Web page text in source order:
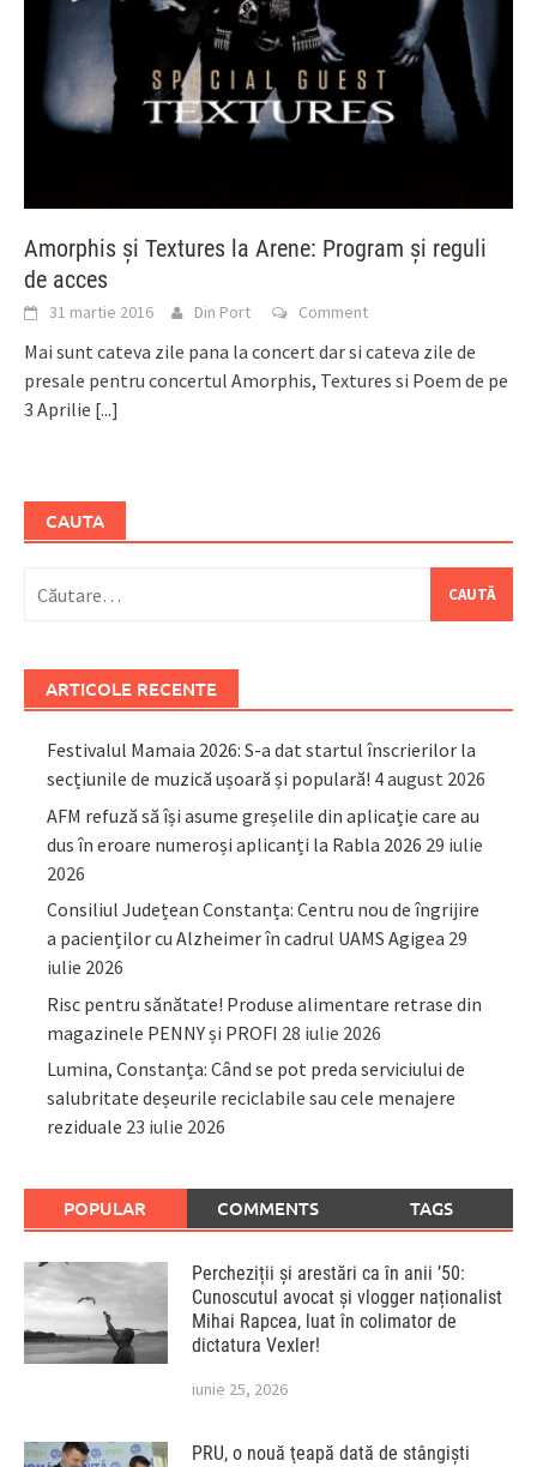
Amorphis și Textures la Arene: Program și reguli
de acces
31 martie 2016 Din Port Comment
Mai sunt cateva zile pana la concert dar si cateva zile de
presale pentru concertul Amorphis, Textures si Poem de pe
3 Aprilie [...]
CAUTA
după:
ARTICOLE RECENTE
Festivalul Mamaia 2026: S-a dat startul înscrierilor la
secțiunile de muzică ușoară și populară! 4 august 2026
AFM refuză să își asume greșelile din aplicație care au
dus în eroare numeroși aplicanți la Rabla 2026 29 iulie
2026
Consiliul Județean Constanța: Centru nou de îngrijire
a pacienților cu Alzheimer în cadrul UAMS Agigea 29
iulie 2026
Risc pentru sănătate! Produse alimentare retrase din
magazinele PENNY și PROFI 28 iulie 2026
Lumina, Constanța: Când se pot preda serviciului de
salubritate deșeurile reciclabile sau cele menajere
reziduale 23 iulie 2026
POPULAR COMMENTS TAGS
Percheziții și arestări ca în anii ’50:
Cunoscutul avocat și vlogger naționalist
Mihai Rapcea, luat în colimator de
dictatura Vexler!
iunie 25, 2026
PRU, o nouă ţeapă dată de stângişti